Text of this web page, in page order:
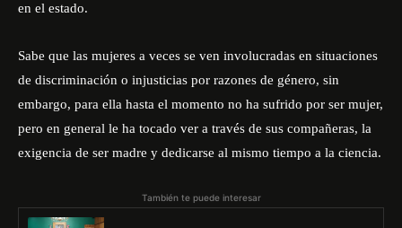
en el estado.
Sabe que las mujeres a veces se ven involucradas en situaciones
de discriminación o injusticias por razones de género, sin
embargo, para ella hasta el momento no ha sufrido por ser mujer,
pero en general le ha tocado ver a través de sus compañeras, la
exigencia de ser madre y dedicarse al mismo tiempo a la ciencia.
También te puede interesar